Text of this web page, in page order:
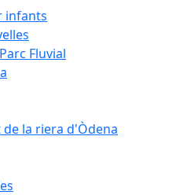
infants
Fluvial
la riera d'Òdena